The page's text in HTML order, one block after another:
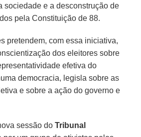
sociedade e a desconstrução de
pela Constituição de 88.
pretendem, com essa iniciativa,
dos eleitores sobre
efetiva do
democracia, legisla sobre as
e sobre a ação do governo e
sessão doTribunal